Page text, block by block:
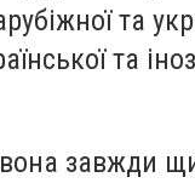
та
та
завжди